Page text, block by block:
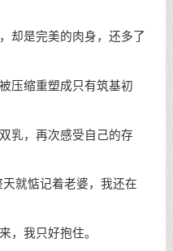
是完美的肉身，还多了
缩重塑成只有筑基初
，再次感受自己的存
就惦记着老婆，我还在
我只好抱住。